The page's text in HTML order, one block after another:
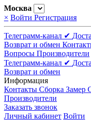
Москва
× Войти Регистрация
Телеграмм-канал ✔
Возврат и обмен
Вопросы Производители
Телеграмм-канал ✔
Возврат и обмен
Информация
Контакты Сборка Замер
Производители
Заказать звонок
Личный кабинет Войти